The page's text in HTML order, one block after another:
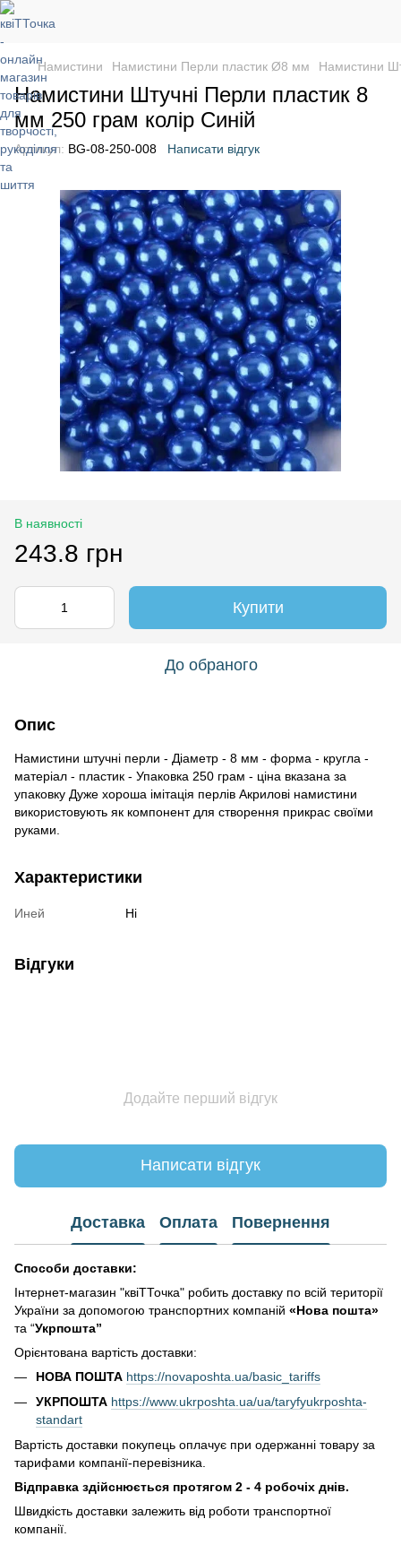
Намистини Намистини Перли пластик Ø8 мм Намистини
Намистини Штучні Перли пластик 8
мм 250 грам колір Синій
Артикул: BG-08-250-008 Написати відгук
В наявності
243.8 грн
Купити
До обраного
Опис
Намистини штучні перли - Діаметр - 8 мм - форма - кругла -
матеріал - пластик - Упаковка 250 грам - ціна вказана за
упаковку Дуже хороша імітація перлів Акрилові намистини
використовують як компонент для створення прикрас своїми
руками.
Характеристики
Иней Ні
Відгуки
Додайте перший відгук
Написати відгук
Доставка Оплата Повернення
Способи доставки:
Інтернет-магазин "квіТТочка" робить доставку по всій території
України за допомогою транспортних компаній «Нова пошта»
та “Укрпошта”
Орієнтована вартість доставки:
НОВА ПОШТА https://novaposhta.ua/basic_tariffs
УКРПОШТА https://www.ukrposhta.ua/ua/taryfyukrposhta-
standart
Вартість доставки покупець оплачує при одержанні товару за
тарифами компанії-перевізника.
Відправка здійснюється протягом 2 - 4 робочіх днів.
Швидкість доставки залежить від роботи транспортної
компанії.